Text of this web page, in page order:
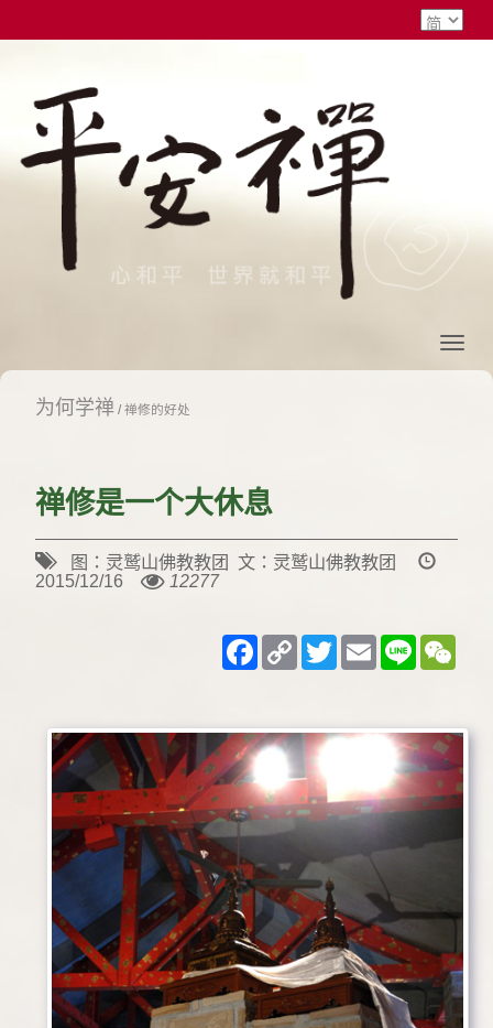
为何学禅/禅修的好处
禅修是一个大休息
图：灵鹫山佛教教团 文：灵鹫山佛教教团
2015/12/16
12277
Facebook
Copy
Link
TwitterEmailLine